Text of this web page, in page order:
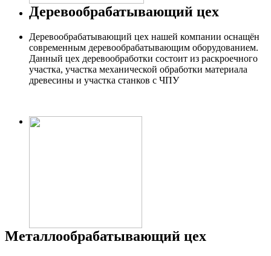
Деревообрабатывающий цех
Деревообрабатывающий цех нашей компании оснащён
современным деревообрабатывающим оборудованием.
Данный цех деревообработки состоит из раскроечного
участка, участка механической обработки материала
древесины и участка станков с ЧПУ
Металлообрабатывающий цех